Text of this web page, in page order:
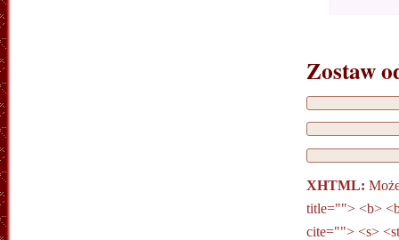
Zostaw
XHTML:
title=""> <b>
cite=""> <s>